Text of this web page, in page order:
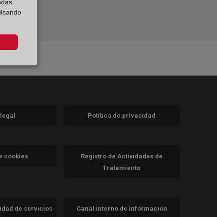
Política de privacidad
cookies
Registro de Actividades de
Tratamiento
de servicios
Canal interno de información